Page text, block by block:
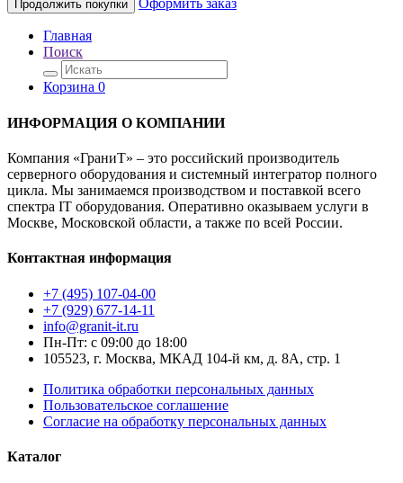
Продолжить покупки Оформить заказ
Главная
Поиск
Корзина 0
ИНФОРМАЦИЯ О КОМПАНИИ
Компания «ГраниТ» – это российский производитель
серверного оборудования и системный интегратор полного
цикла. Мы занимаемся производством и поставкой всего
спектра IT оборудования. Оперативно оказываем услуги в
Москве, Московской области, а также по всей России.
Контактная информация
+7 (495) 107-04-00
+7 (929) 677-14-11
info@granit-it.ru
Пн-Пт: с 09:00 до 18:00
105523, г. Москва, МКАД 104-й км, д. 8А, стр. 1
Политика обработки персональных данных
Пользовательское соглашение
Согласие на обработку персональных данных
Каталог